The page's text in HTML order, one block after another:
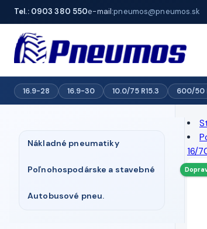
Tel.: 0903 380 550e-mail:pneumos@pneumos.sk
16.9-28 16.9-30 10.0/75 R15.3 600/50
Nákladné pneumatiky
Poľnohospodárske a stavebné
Autobusové pneu.
16/